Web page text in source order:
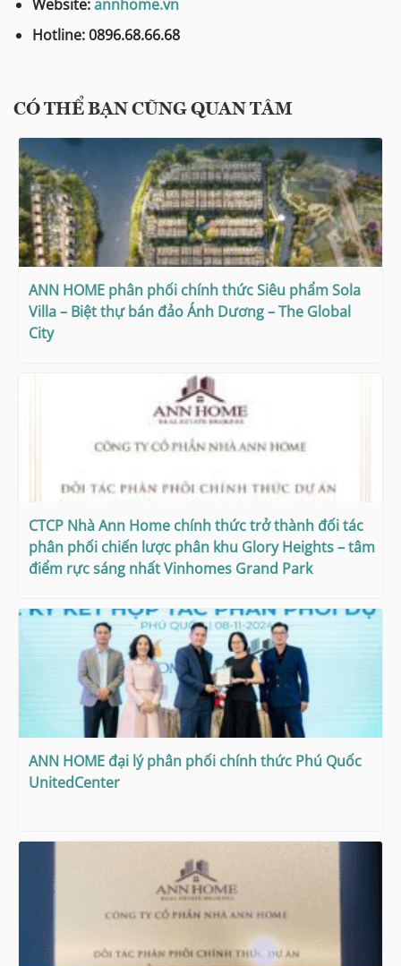
Website:annhome.vn
Hotline: 0896.68.66.68
CÓ THỂ BẠN CŨNG QUAN TÂM
ANN HOME phân phối chính thức Siêu phẩm Sola
Villa – Biệt thự bán đảo Ánh Dương – The Global
City
CTCP Nhà Ann Home chính thức trở thành đối tác
phân phối chiến lược phân khu Glory Heights – tâm
điểm rực sáng nhất Vinhomes Grand Park
ANN HOME đại lý phân phối chính thức Phú Quốc
UnitedCenter